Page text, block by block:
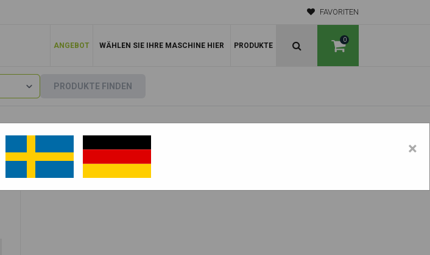
FAVORITEN
0
ANGEBOT WÄHLEN SIE IHRE MASCHINE HIER PRODUKTE
PRODUKTE FINDEN
×